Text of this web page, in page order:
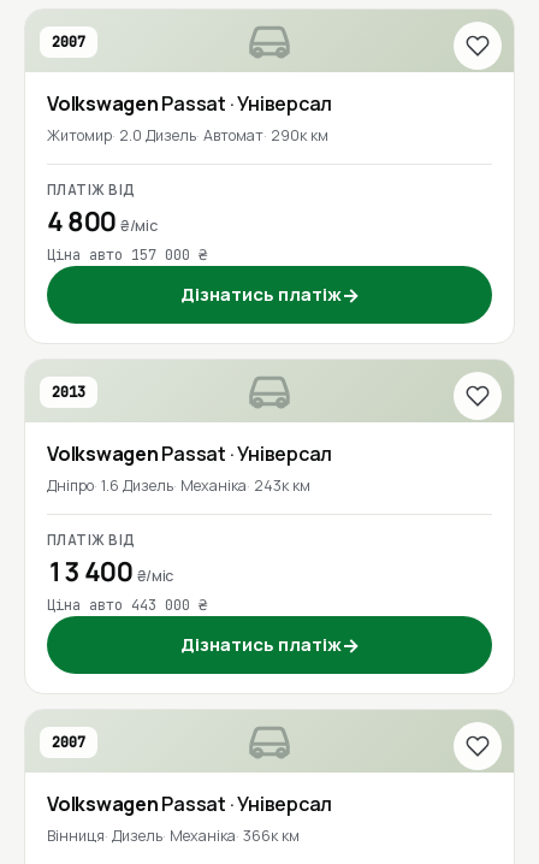
2007
VolkswagenPassat · Універсал
Житомир 2.0 Дизель Автомат 290к км
ПЛАТІЖ ВІД
4 800₴/міс
Ціна авто 157 000 ₴
Дізнатись платіж→
2013
VolkswagenPassat · Універсал
Дніпро 1.6 Дизель Механіка 243к км
ПЛАТІЖ ВІД
13 400 ₴/міс
Ціна авто 443 000 ₴
Дізнатись платіж→
2007
VolkswagenPassat · Універсал
Вінниця Дизель Механіка 366к км